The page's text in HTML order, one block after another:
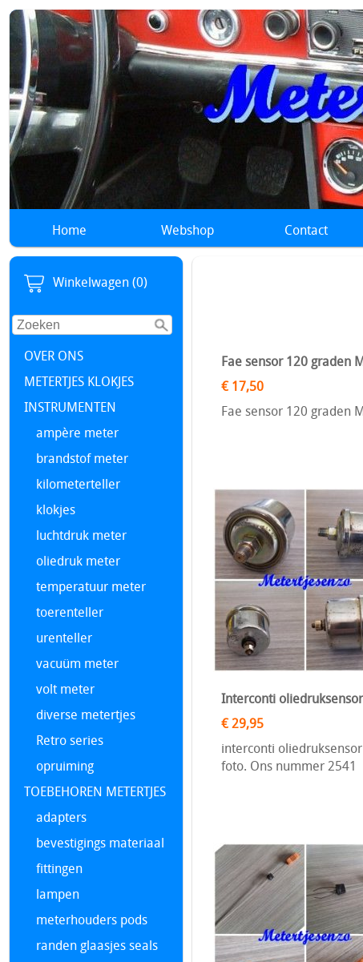
Home Webshop Contact
Winkelwagen (0)
OVER ONS
METERTJES KLOKJES
INSTRUMENTEN
ampère meter
brandstof meter
kilometerteller
klokjes
luchtdruk meter
oliedruk meter
temperatuur meter
toerenteller
urenteller
vacuüm meter
volt meter
diverse metertjes
Retro series
opruiming
TOEBEHOREN METERTJES
adapters
bevestigings materiaal
fittingen
lampen
meterhouders pods
randen glaasjes seals
Fae sensor 120 graden
€ 17,50
Fae sensor 120 graden
Interconti
€ 29,95
interconti
foto. Ons nummer 2541